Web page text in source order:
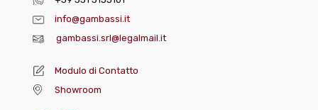
info@gambassi.it
gambassi.srl@legalmail.it
Modulo di Contatto
Showroom